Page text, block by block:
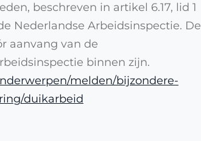
beschreven in artikel 6.17, lid 1
Nederlandse Arbeidsinspectie. De
aanvang van de
binnen zijn.
melden/bijzondere-
duikarbeid